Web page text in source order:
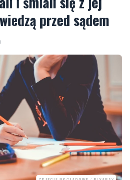
ZDJĘCIE POGLĄDOWE / PIXABAY
przez swoich rówieśników w szkole.